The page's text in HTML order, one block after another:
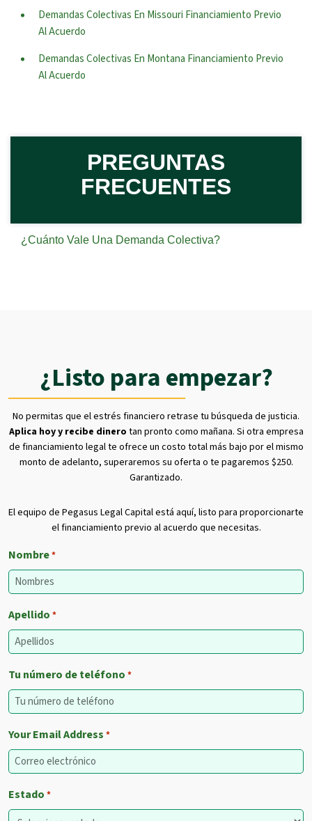
Demandas Colectivas En Missouri Financiamiento Previo
Al Acuerdo
Demandas Colectivas En Montana Financiamiento Previo
Al Acuerdo
PREGUNTAS
FRECUENTES
¿Cuánto Vale Una Demanda Colectiva?
¿Listo para empezar?
No permitas que el estrés financiero retrase tu búsqueda de justicia.
Aplica hoy y recibe dinero tan pronto como mañana. Si otra empresa
de financiamiento legal te ofrece un costo total más bajo por el mismo
monto de adelanto, superaremos su oferta o te pagaremos $250.
Garantizado.
El equipo de Pegasus Legal Capital está aquí, listo para proporcionarte
el financiamiento previo al acuerdo que necesitas.
Nombre*
Apellido *
Tu número de teléfono *
Your Email Address *
Estado *